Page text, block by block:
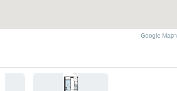
Google Map